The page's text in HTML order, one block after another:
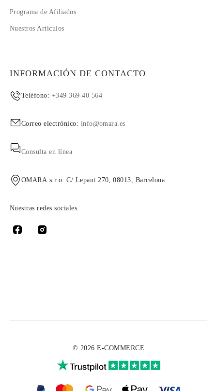
Programa de Afiliados
Nuestros Artículos
INFORMACIÓN DE CONTACTO
Teléfono: +349 369 40 564
Correo electrónico: info@omara.es
Consulta en línea
OMARA s.r.o. C/ Lepant 270, 08013, Barcelona
Nuestras redes sociales
© 2026 E-COMMERCE